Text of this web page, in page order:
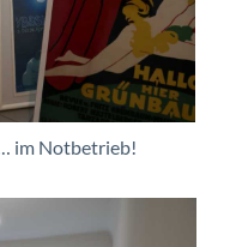
im Notbetrieb!